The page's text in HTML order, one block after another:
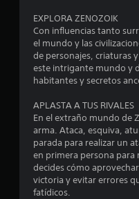
EXPLORA ZENOZOIK
Con influencias tanto
el mundo y las
de personajes, criaturas
este intrigante mundo y
habitantes y secretos
APLASTA A TUS RIVALES
En el extraño mundo de
arma. Ataca, esquiva,
parada para realizar un
en primera persona para
decides cómo
victoria y evitar errores
fatídicos.